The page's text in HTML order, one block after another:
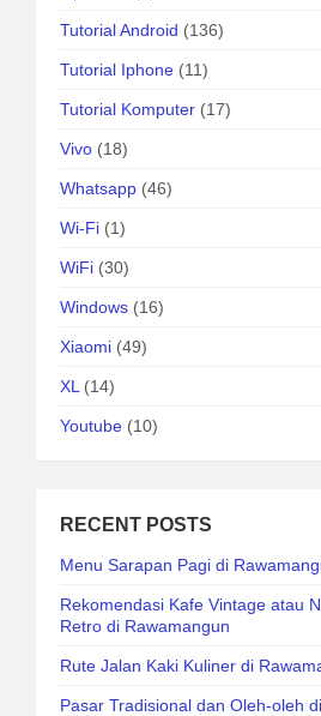
Tutorial Android (136)
Tutorial Iphone (11)
Tutorial Komputer (17)
Vivo (18)
Whatsapp (46)
Wi-Fi (1)
WiFi (30)
Windows (16)
Xiaomi (49)
XL (14)
Youtube (10)
RECENT POSTS
Menu Sarapan Pagi di
Rekomendasi Kafe Vintage atau
Retro di Rawamangun
Rute Jalan Kaki Kuliner di
Pasar Tradisional dan Oleh-oleh di